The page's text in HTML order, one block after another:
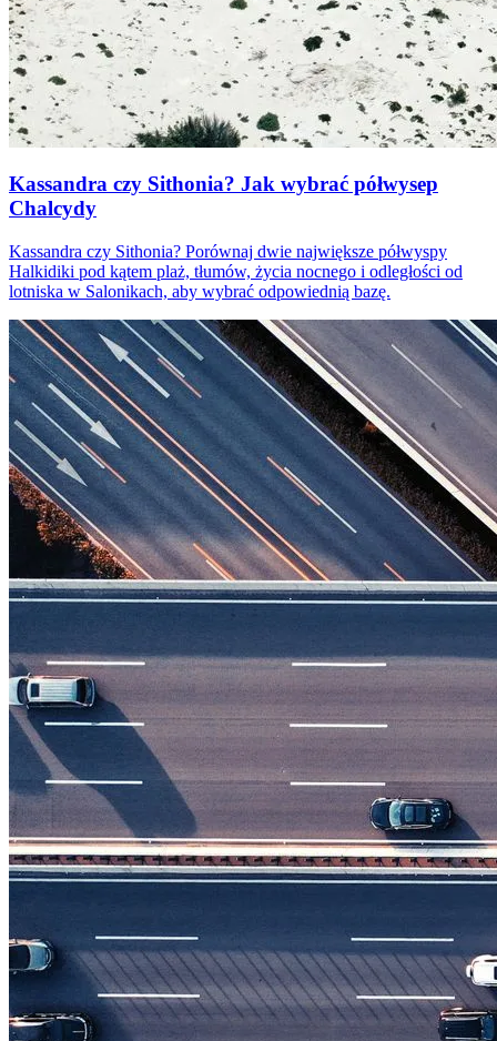
Kassandra czy Sithonia? Jak wybrać półwysep
Chalcydy
Kassandra czy Sithonia? Porównaj dwie największe półwyspy
Halkidiki pod kątem plaż, tłumów, życia nocnego i odległości od
lotniska w Salonikach, aby wybrać odpowiednią bazę.